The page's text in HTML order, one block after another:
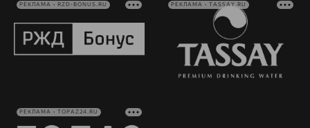
РЕКЛАМА • RZD-BONUS.RU РЕКЛАМА • TASSAY.RU
РЕКЛАМА • TOPAZ24.RU